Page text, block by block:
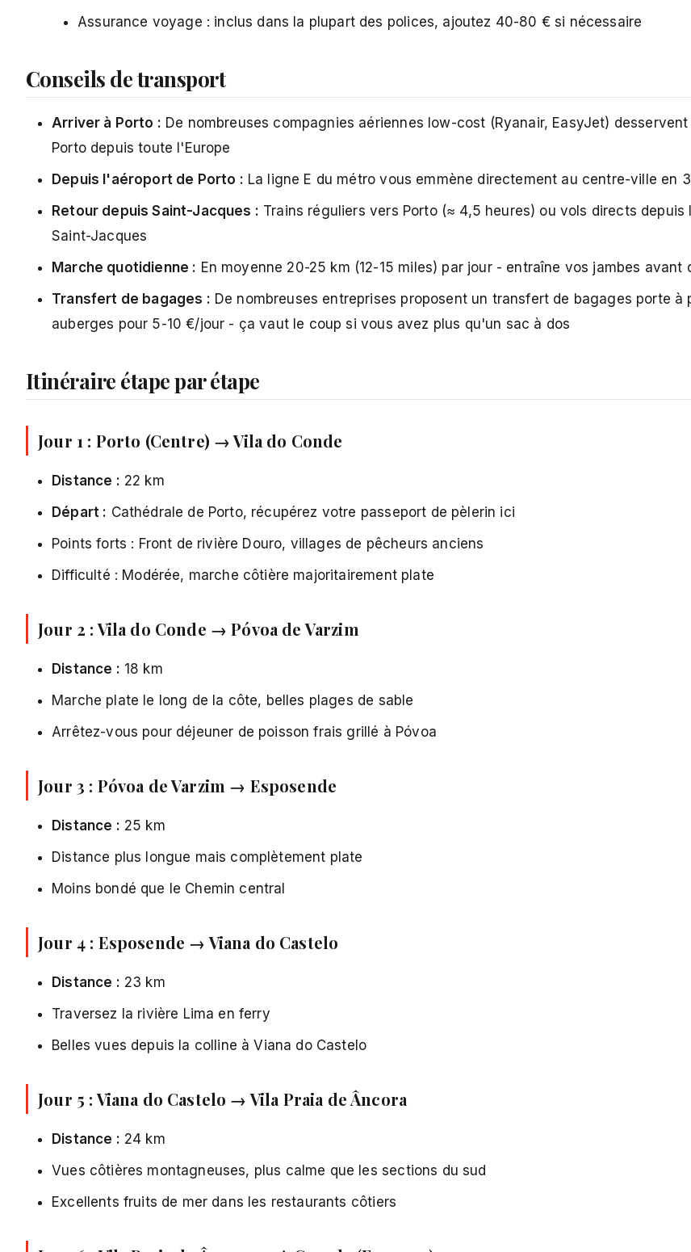
Assurance voyage : inclus dans la plupart des polices, ajoutez 40-80 € si nécessaire
Conseils de transport
Arriver à Porto : De nombreuses compagnies aériennes low-cost (Ryanair, EasyJet)
Porto depuis toute l'Europe
Depuis l'aéroport de Porto : La ligne E du métro vous emmène directement au centre-ville en
Retour depuis Saint-Jacques : Trains réguliers vers Porto (≈ 4,5 heures) ou vols directs depuis
Saint-Jacques
Marche quotidienne : En moyenne 20-25 km (12-15 miles) par jour - entraîne vos jambes avant
Transfert de bagages : De nombreuses entreprises proposent un transfert de bagages porte à
auberges pour 5-10 €/jour - ça vaut le coup si vous avez plus qu'un sac à dos
Itinéraire étape par étape
Jour 1 : Porto (Centre) → Vila do Conde
Distance : 22 km
Départ : Cathédrale de Porto, récupérez votre passeport de pèlerin ici
Points forts : Front de rivière Douro, villages de pêcheurs anciens
Difficulté : Modérée, marche côtière majoritairement plate
Jour 2 : Vila do Conde → Póvoa de Varzim
Distance : 18 km
Marche plate le long de la côte, belles plages de sable
Arrêtez-vous pour déjeuner de poisson frais grillé à Póvoa
Jour 3 : Póvoa de Varzim → Esposende
Distance : 25 km
Distance plus longue mais complètement plate
Moins bondé que le Chemin central
Jour 4 : Esposende → Viana do Castelo
Distance : 23 km
Traversez la rivière Lima en ferry
Belles vues depuis la colline à Viana do Castelo
Jour 5 : Viana do Castelo → Vila Praia de Âncora
Distance : 24 km
Vues côtières montagneuses, plus calme que les sections du sud
Excellents fruits de mer dans les restaurants côtiers